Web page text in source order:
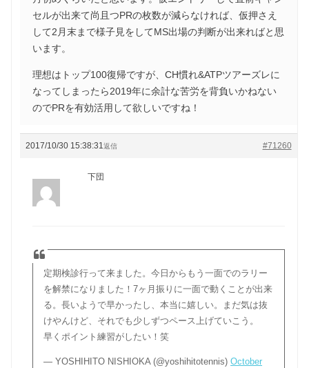
セルが出来て尚且つPRの枚数が減らなければ、仮押さえ
して2月末まで様子見をしてMS出場の判断が出来ればと思
います。
理想はトップ100復帰ですが、CH慣れ&ATPツアーズレに
なってしまったら2019年に余計な苦労を背負いかねない
のでPRを有効活用して欲しいですね！
2017/10/30 15:38:31 #71260
返信
下団
定期検診行って来ました。今日からもう一面でのラリー
を解禁になりました！7ヶ月振りに一面で動くことが出来
る。長いようで早かったし、本当に嬉しい。まだ気は抜
けやんけど、それでも少しずつペース上げていこう。
早くポイント練習がしたい！笑
— YOSHIHITO NISHIOKA (@yoshihitotennis)October